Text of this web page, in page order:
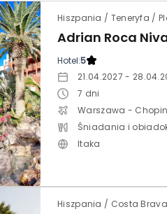
Hotel:5
21.04.2027 -
7 dni
Warszawa - Chopin
Itaka
Hiszpania / Costa